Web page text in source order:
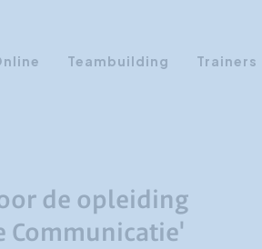
Teambuilding Trainers
de opleiding
Communicatie'